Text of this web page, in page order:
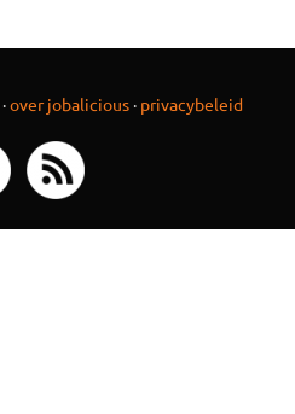
·over jobalicious · privacybeleid